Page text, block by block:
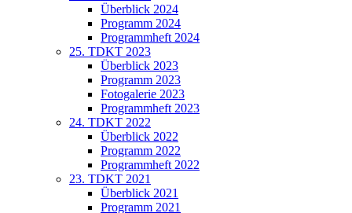
Überblick 2024
Programm 2024
Programmheft 2024
25. TDKT 2023
Überblick 2023
Programm 2023
Fotogalerie 2023
Programmheft 2023
24. TDKT 2022
Überblick 2022
Programm 2022
Programmheft 2022
23. TDKT 2021
Überblick 2021
Programm 2021